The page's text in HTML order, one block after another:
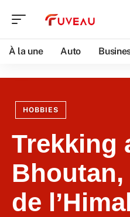
À la une Auto
HOBBIES
Trekking
de